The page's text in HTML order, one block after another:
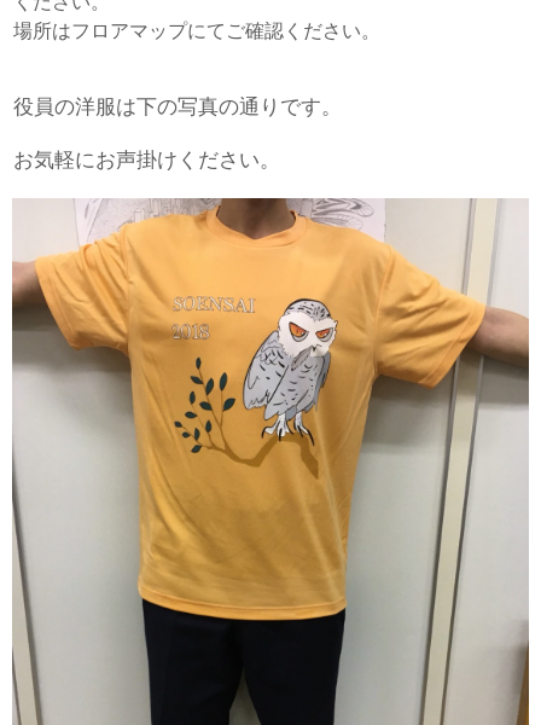
場所はフロアマップにてご確認ください。
役員の洋服は下の写真の通りです。
お気軽にお声掛けください。